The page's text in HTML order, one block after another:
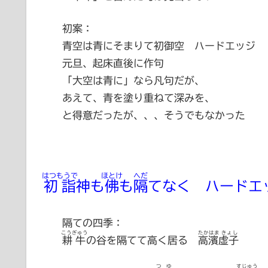
初案：
青空は青にそまりて初御空 ハードエッジ
元旦、起床直後に作句
「大空は青に」なら凡句だが、
あえて、青を塗り重ねて深みを、
と得意だったが、、、そうでもなかった
初詣
はつもうで
神も佛
ほとけ
も 隔
へだ
てなく ハードエ
隔ての四季：
耕牛
こうぎゅう
の谷を隔てて高く居る 高濱虚子
たかはま きょし
つゆ すじゅう